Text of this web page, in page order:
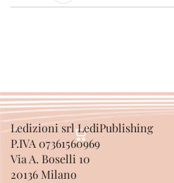
Ledizioni srl LediPublishing
P.IVA 07361560969
Via A. Boselli 10
20136 Milano